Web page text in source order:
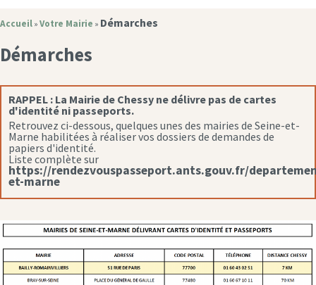
Accueil » Votre Mairie » Démarches
Démarches
RAPPEL : La Mairie de Chessy ne délivre pas de cartes
d'identité ni passeports.
Retrouvez ci-dessous, quelques unes des mairies de Seine-et-
Marne habilitées à réaliser vos dossiers de demandes de
papiers d'identité.
Liste complète sur
https://rendezvouspasseport.ants.gouv.fr/
et-marne